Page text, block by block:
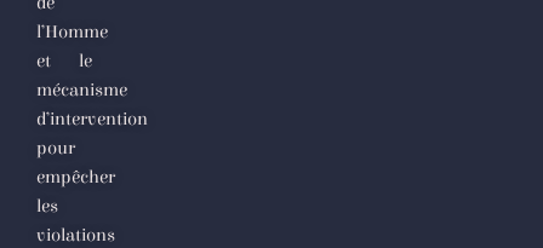
l’Homme
et le
mécanisme
d’intervention
pour
empêcher
les
violations